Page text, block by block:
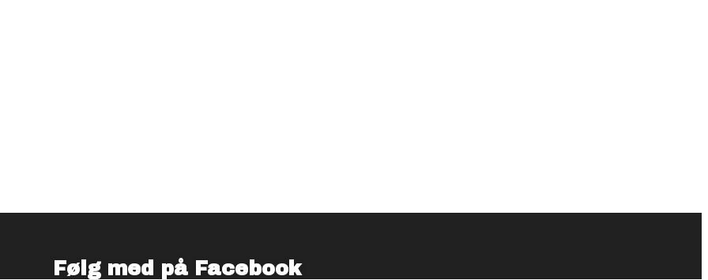
Følg med på Facebook